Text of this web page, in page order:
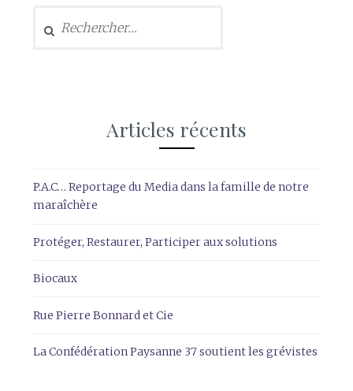
Articles récents
P.A.C… Reportage du Media dans la famille de notre
maraîchère
Protéger, Restaurer, Participer aux solutions
Biocaux
Rue Pierre Bonnard et Cie
La Confédération Paysanne 37 soutient les grévistes